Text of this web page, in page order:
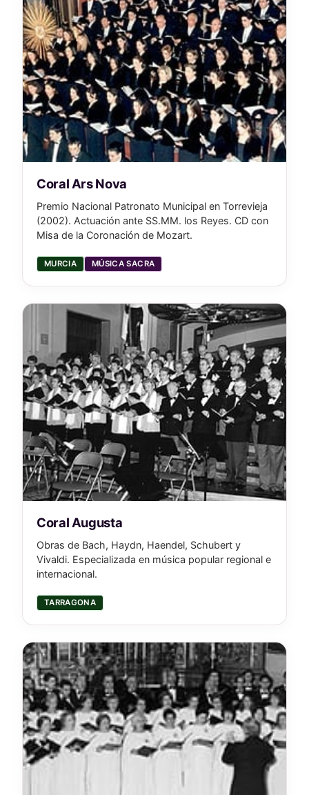
Coral Ars Nova
Premio Nacional Patronato Municipal en Torrevieja
(2002). Actuación ante SS.MM. los Reyes. CD con
Misa de la Coronación de Mozart.
MURCIA MÚSICA SACRA
Coral Augusta
Obras de Bach, Haydn, Haendel, Schubert y
Vivaldi. Especializada en música popular regional e
internacional.
TARRAGONA